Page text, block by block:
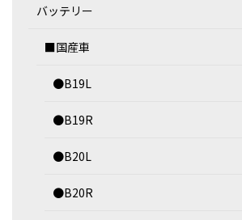
バッテリー
■国産車
●B19L
●B19R
●B20L
●B20R